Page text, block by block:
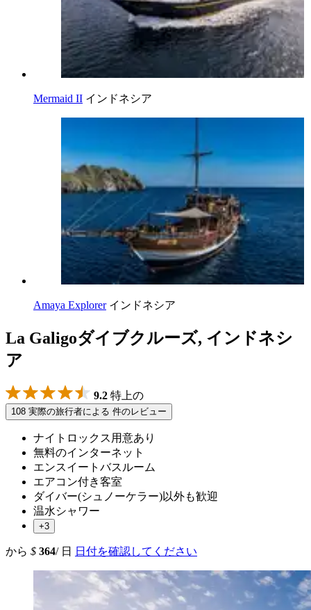
Mermaid II インドネシア
Amaya Explorer インドネシア
La Galigoダイブクルーズ, インドネシ
ア
9.2 特上の
108 実際の旅行者による 件のレビュー
ナイトロックス用意あり
無料のインターネット
エンスイートバスルーム
エアコン付き客室
ダイバー(シュノーケラー)以外も歓迎
温水シャワー
+3
から $ 364/ 日 日付を確認してください